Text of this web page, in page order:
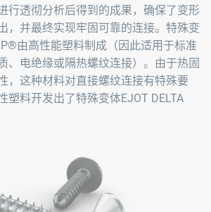
行透彻分析后得到的成果，确保了变形
，并最终实现牢固可靠的连接。特殊变
P®由高性能塑料制成（因此适用于标准
、电绝缘或隔热螺纹连接）。由于热固
，这种材料对直接螺纹连接有特殊要
塑料开发出了特殊变体EJOT DELTA